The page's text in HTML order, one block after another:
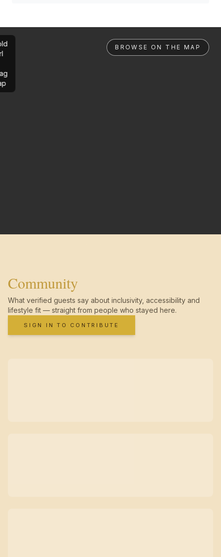
BROWSE ON THE MAP
Community
What verified guests say about inclusivity, accessibility and
lifestyle fit — straight from people who stayed here.
SIGN IN TO CONTRIBUTE